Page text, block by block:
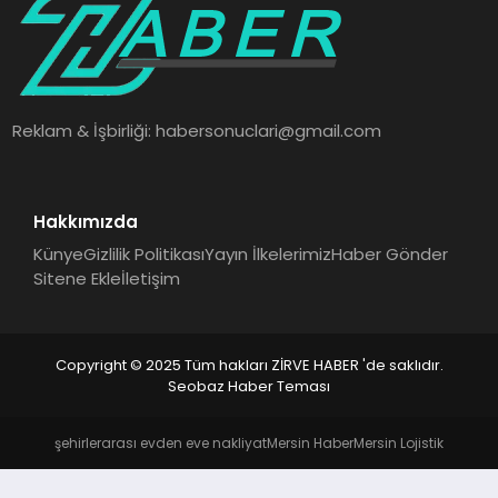
SAĞLIK
SPOR
TEKNOLOJI
Reklam & İşbirliği:habersonuclari@gmail.com
Hakkımızda
KünyeGizlilik PolitikasıYayın İlkelerimizHaber Gönder
Sitene Ekleİletişim
Copyright © 2025 Tüm hakları ZİRVE HABER 'de saklıdır.
Seobaz Haber Teması
şehirlerarası evden eve nakliyatMersin HaberMersin Lojistik